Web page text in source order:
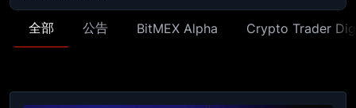
全部 公告 BitMEX Alpha Crypto Trader